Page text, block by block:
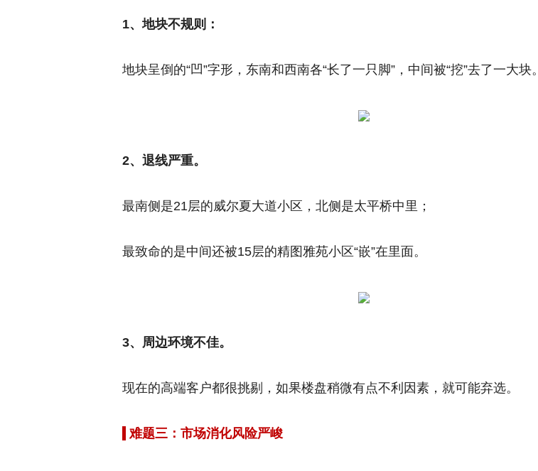
1、地块不规则：
地块呈倒的“凹”字形，东南和西南各“长了一只脚”，中间被“挖”去了一大块。
2、退线严重。
最南侧是21层的威尔夏大道小区，北侧是太平桥中里；
最致命的是中间还被15层的精图雅苑小区“嵌”在里面。
3、周边环境不佳。
现在的高端客户都很挑剔，如果楼盘稍微有点不利因素，就可能弃选。
难题三：市场消化风险严峻